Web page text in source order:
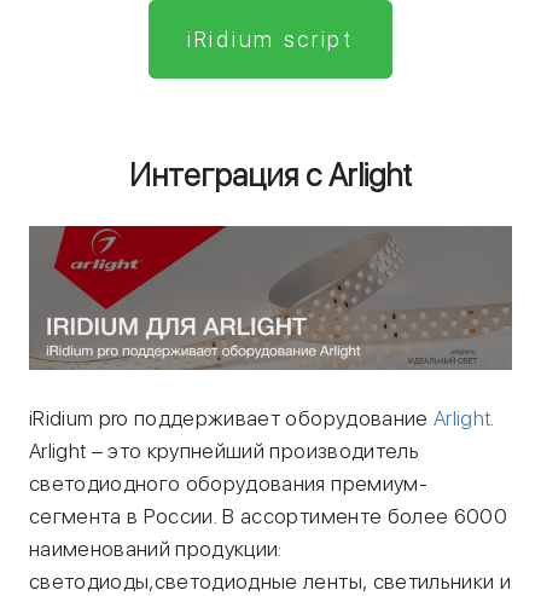
iRidium script
Интеграция с Arlight
iRidium pro поддерживает оборудование Arlight.
Arlight – это крупнейший производитель
светодиодного оборудования премиум-
сегмента в России. В ассортименте более 6000
наименований продукции:
светодиоды,светодиодные ленты, светильники и